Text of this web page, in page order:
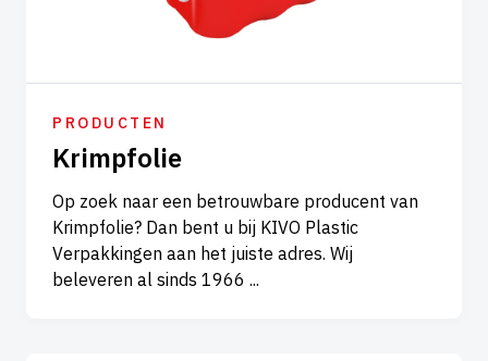
PRODUCTEN
Krimpfolie
Op zoek naar een betrouwbare producent van
Krimpfolie? Dan bent u bij KIVO Plastic
Verpakkingen aan het juiste adres. Wij
beleveren al sinds 1966 ...